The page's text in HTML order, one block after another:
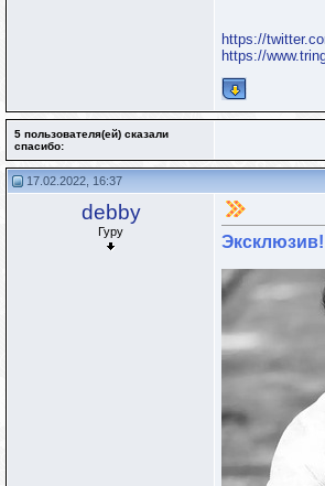
https://
https://
5 пользователя(ей) сказали
cпасибо:
17.02.2022, 16:37
debby
Гуру